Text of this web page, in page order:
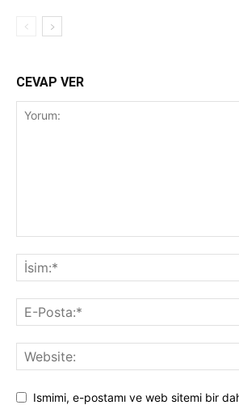
CEVAP VER
Ismimi, e-postamı ve web sitemi bir